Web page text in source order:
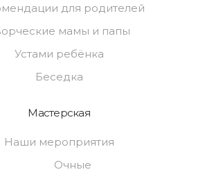
для родителей
мамы и папы
Устами ребёнка
Беседка
Мастерская
Наши мероприятия
Очные